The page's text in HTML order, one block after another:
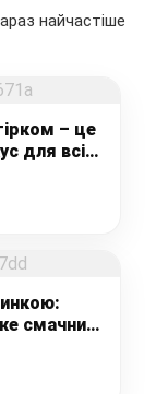
найчастіше
– це
для всієї
смачний